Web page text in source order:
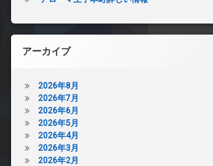
アーカイブ
2026年8月
2026年7月
2026年6月
2026年5月
2026年4月
2026年3月
2026年2月